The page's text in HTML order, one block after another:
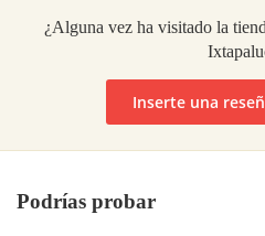
¿Alguna vez ha visitado la
Inserte una
Podrías probar